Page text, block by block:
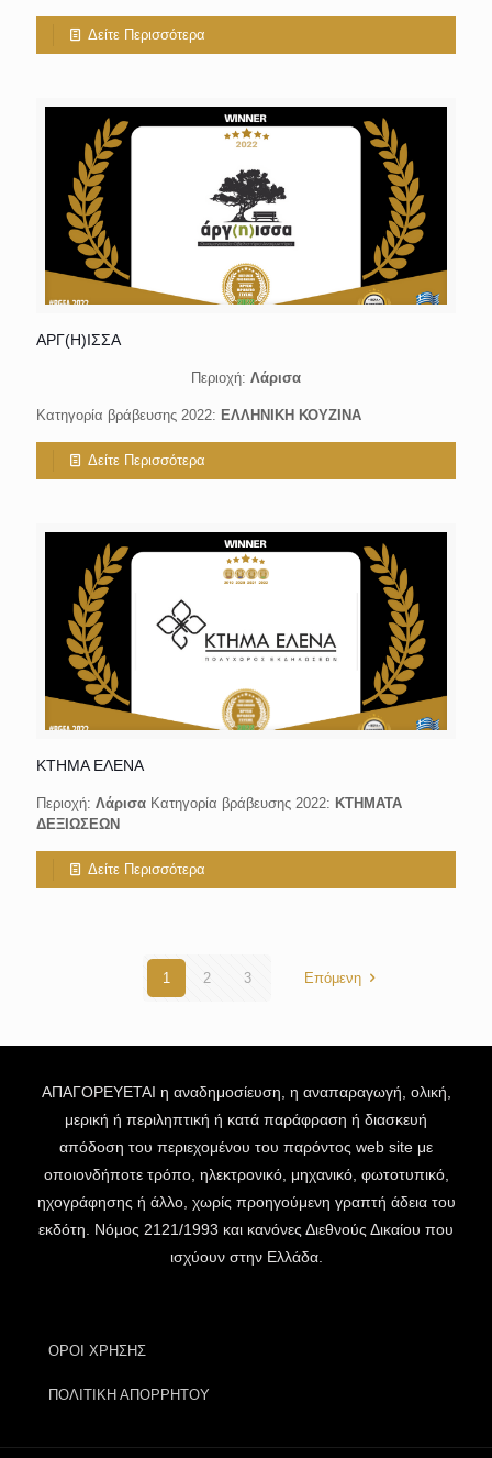
Δείτε Περισσότερα
ΑΡΓ(Η)ΙΣΣΑ
Περιοχή: Λάρισα
Κατηγορία βράβευσης 2022: ΕΛΛΗΝΙΚΗ ΚΟΥΖΙΝΑ
Δείτε Περισσότερα
ΚΤΗΜΑ ΕΛΕΝΑ
Περιοχή: Λάρισα Κατηγορία βράβευσης 2022: ΚΤΗΜΑΤΑ
ΔΕΞΙΩΣΕΩΝ
Δείτε Περισσότερα
1 2 3 Επόμενη
ΑΠΑΓΟΡΕΥΕΤΑΙ η αναδημοσίευση, η αναπαραγωγή, ολική,
μερική ή περιληπτική ή κατά παράφραση ή διασκευή
απόδοση του περιεχομένου του παρόντος web site με
οποιονδήποτε τρόπο, ηλεκτρονικό, μηχανικό, φωτοτυπικό,
ηχογράφησης ή άλλο, χωρίς προηγούμενη γραπτή άδεια του
εκδότη. Νόμος 2121/1993 και κανόνες Διεθνούς Δικαίου που
ισχύουν στην Ελλάδα.
ΟΡΟΙ ΧΡΗΣΗΣ
ΠΟΛΙΤΙΚΗ ΑΠΟΡΡΗΤΟΥ